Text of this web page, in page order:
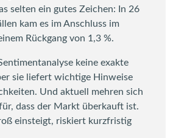
selten ein gutes Zeichen: In 26
kam es im Anschluss im
Rückgang von 1,3 %.
keine exakte
sie liefert wichtige Hinweise
Und aktuell mehren sich
dass der Markt überkauft ist.
einsteigt, riskiert kurzfristig